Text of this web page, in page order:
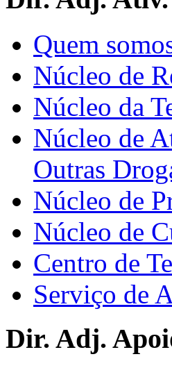
Quem
Núcleo de
Núcleo da
Núcleo de
Outras
Núcleo de
Núcleo de
Centro de
Serviço de
Dir. Adj.